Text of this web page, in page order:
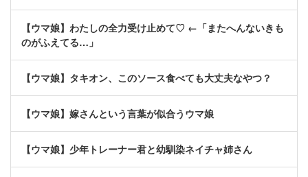
【ウマ娘】わたしの全力受け止めて♡ ←「またへんないきも
のがふえてる…」
【ウマ娘】タキオン、このソース食べても大丈夫なやつ？
【ウマ娘】嫁さんという言葉が似合うウマ娘
【ウマ娘】少年トレーナー君と幼馴染ネイチャ姉さん